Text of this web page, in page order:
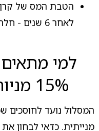
הטבת המס של
לאחר 6 שנים - חלה על כל התמהיל.
למי
15% מניות - ולמי פחות?
המסלול נועד לחוסכים
מנייתית. כדאי לבחון